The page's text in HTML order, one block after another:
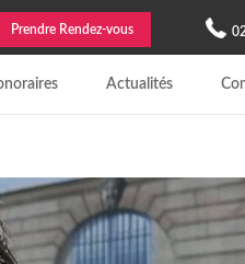
Prendre Rendez-vous
Actualités